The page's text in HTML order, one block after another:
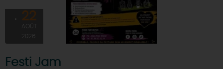
22
AOÛT
2026
Festi Jam